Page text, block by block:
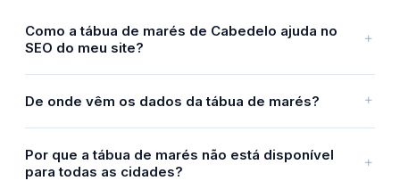
Como a tábua de marés de Cabedelo ajuda no
SEO do meu site?
De onde vêm os dados da tábua de marés?
Por que a tábua de marés não está disponível
para todas as cidades?